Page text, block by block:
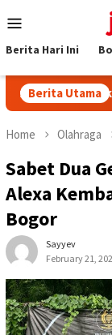
to
Menu
Berita Hari Ini
Berita Utama
Home Olahraga
Sabet Dua
Alexa
Bogor
Sayyev
February 21,